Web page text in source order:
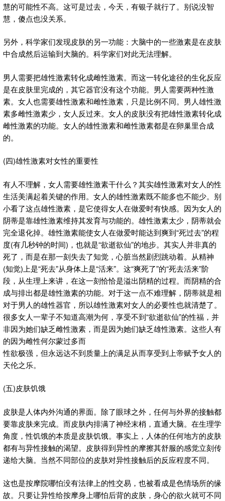
慧的可能性不高。这可是过去，今天，有银子就行了。别说没智
慧，傻点也没关系。
另外，科学家们发现皮肤的另一功能：大脑中的一些激素是在皮肤
中合成然后运输到大脑的。科学家们对此无法理解。
男人需要把雄性激素转化成雌性激素。而这一转化途径的生化反应
是在皮肤里完成的，其它器官没有这个功能。男人需要两种性激
素。女人也需要雄性激素和雌性激素，只是比例不同。男人雄性激
素多雌性激素少，女人反过来。女人的皮肤没有把雄性激素转化成
雌性激素的功能。女人的雄性激素和雌性激素都是在卵巢里合成
的。
(四)雄性激素对女性的重要性
有人不理解，女人需要雄性激素干什么？其实雄性激素对女人的性
生活美满起着关键的作用。女人的雄性激素既不能多也不能少。别
小看了这点雄性激素，是它使得女人在做爱时有快感。因为女人的
阴蒂是靠雄性激素维持其发育与功能的。雄性激素太少，阴蒂就会
完全退化掉。雄性激素能使女人在做爱时能达到爽到“死过去”的程
度(有几秒钟的时间)，也就是“欲逝欲仙”的地步。其实人并非真的
死了，而是在那一刻失去了知觉，心脏当然剧烈跳动着。从精神
(知觉)上是“死去”从身体上是“活来”。这“爽死了”的“死去活来”阶
段，从生理上来讲，在这一刻恰恰是溢出阴精的过程。而阴精的合
成与排出都是雄性激素的功能。对于这一点不难理解，阴蒂就是相
对于男人的雄性器官，所以雄性激素对女人的必要性也就清楚了。
很多女人一辈子不知道高潮为何，享受不到“欲逝欲仙”的性福，并
非因为她们缺乏雌性激素，而是因为她们缺乏雄性激素。这些人有
的因为雌性何尔蒙过多而
性欲极强，但永远达不到质量上的满足从而享受到上帝赋予女人的
天伦之乐。
(五)皮肤饥饿
皮肤是人体内外沟通的界面。除了眼球之外，任何与外界的接触都
要靠皮肤来完成。而皮肤内排满了神经末梢，直通大脑。在生理学
角度，性饥饿的本质是皮肤饥饿。事实上，人体的任何地方的皮肤
都有与异性接触的渴望。皮肤得到异性的摩擦其舒服的感觉立刻传
递给大脑。当然不同部位的皮肤对异性接触后的反应程度不同。
这也是按摩院哪怕没有法律上的性交易，也被看成是色情场所的缘
故。只要让异性给按摩身上哪怕后背的皮肤，身心的欲火就可不同